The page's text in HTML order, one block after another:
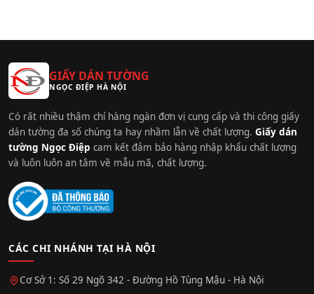
GIẤY DÁN TƯỜNG
NGỌC ĐIỆP HÀ NỘI
Có rất nhiều thậm chí hàng ngàn đơn vị cung cấp và thi công giấy
dán tường đa số chúng ta hay nhầm lẫn về chất lượng. Giấy dán
tường Ngọc Điệp cam kết đảm bảo hàng nhập khẩu chất lượng
và luôn luôn an tâm về mẫu mã, chất lượng.
CÁC CHI NHÁNH TẠI HÀ NỘI
Cơ Sở 1: Số 29 Ngõ 342 - Đường Hồ Tùng Mậu - Hà Nội